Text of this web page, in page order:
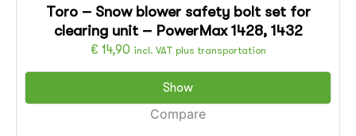
Toro – Snow blower safety bolt set for
clearing unit – PowerMax 1428, 1432
€ 14,90 incl. VAT plus transportation
Show
Compare